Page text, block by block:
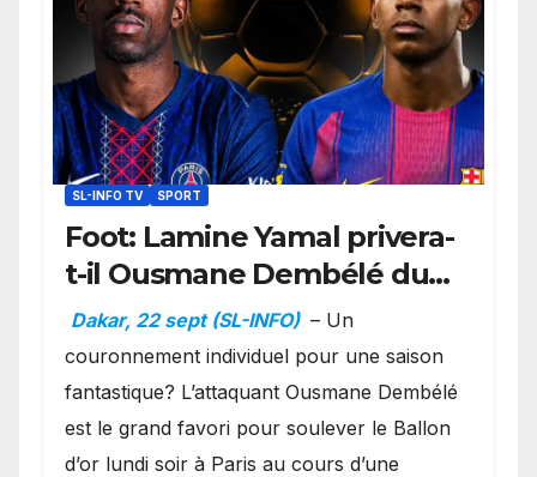
SL-INFO TV SPORT
Foot: Lamine Yamal privera-
t-il Ousmane Dembélé du
Ballon d’or ?
Dakar, 22 sept (SL-INFO) – Un
couronnement individuel pour une saison
fantastique? L’attaquant Ousmane Dembélé
est le grand favori pour soulever le Ballon
d’or lundi soir à Paris au cours d’une